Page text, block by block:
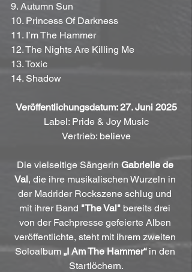
9. Autumn Sun
10. Princess Of Darkness
11. I’m The Hammer
12. The Nights Are Killing Me
13. Toxic
14. Shadow
Veröffentlichungsdatum: 27. Juni 2025
Label: Pride & Joy Music
Vertrieb: believe
Die vielseitige Sängerin Gabrielle de
Val, die ihre musikalischen Wurzeln in
der Madrider Rockszene schlug und
mit ihrer Band "The Val" bereits drei
von der Fachpresse gefeierte Alben
veröffentlichte, steht mit ihrem zweiten
Soloalbum „I Am The Hammer“ in den
Startlöchern.